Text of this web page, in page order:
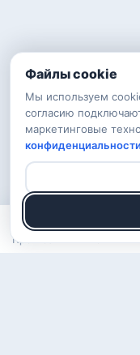
Файлы cookie
Мы используем
согласию
маркетинговые
конфиденциальности
Прогнозы Рейтинг